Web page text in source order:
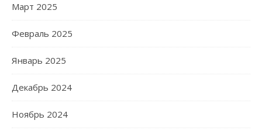
Март 2025
Февраль 2025
Январь 2025
Декабрь 2024
Ноябрь 2024